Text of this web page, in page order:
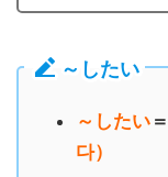
～したい
～したい ＝
다）